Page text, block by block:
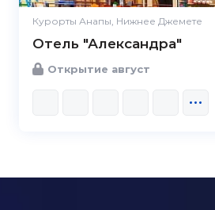
Курорты Анапы, Нижнее Джемете
Отель "Александра"
Открытие август